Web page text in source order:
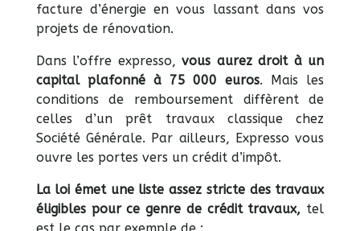
facture d’énergie en vous lassant dans vos
projets de rénovation.
Dans l’offre expresso,vous aurez droit à un
capital plafonné à 75 000 euros. Mais les
conditions de remboursement diffèrent de
celles d’un prêt travaux classique chez
Société Générale. Par ailleurs, Expresso vous
ouvre les portes vers un crédit d’impôt.
La loi émet une liste assez stricte des travaux
éligibles pour ce genre de crédit travaux, tel
est le cas par exemple de :